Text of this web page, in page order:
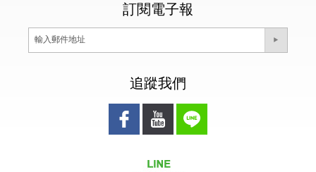
訂閱電子報
追蹤我們